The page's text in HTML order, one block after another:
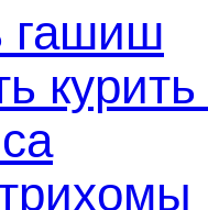
гашиш